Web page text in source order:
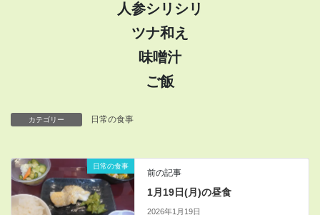
人参シリシリ
ツナ和え
味噌汁
ご飯
カテゴリー 日常の食事
日常の食事
前の記事
1月19日(月)の昼食
2026年1月19日